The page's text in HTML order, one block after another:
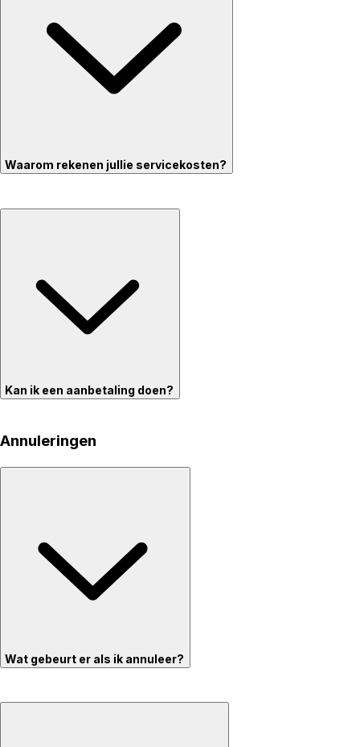
Waarom rekenen jullie servicekosten?
Kan ik een aanbetaling doen?
Annuleringen
Wat gebeurt er als ik annuleer?